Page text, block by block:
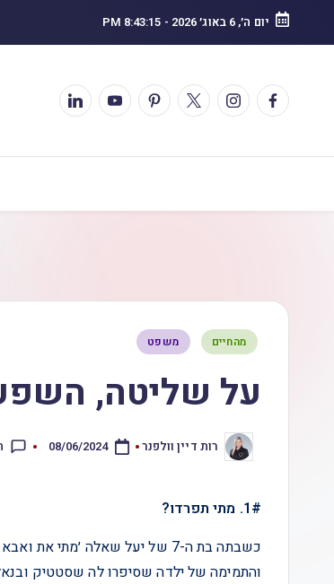
יום ה׳, 6 באוג׳ 2026 -
8:43:16 PM
מהחיים משפט
על שליטה, השפעה
רות דיין וולפנר 08/06/2024
1#. מתי תפרדו?
כשבתה בת ה-7 של יעל שאלה
והתמימה של ילדה שסיפרו לה שסטטיק